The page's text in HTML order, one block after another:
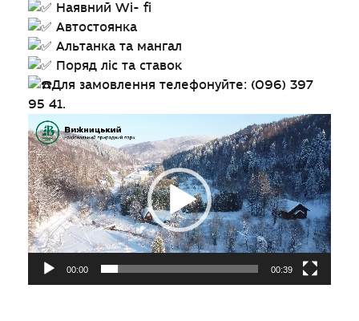
Наявний Wi- fi
Автостоянка
Альтанка та мангал
Поряд ліс та ставок
Для замовлення телефонуйте: (096) 397
95 41.
Відеопрогравач
00:00 00:39